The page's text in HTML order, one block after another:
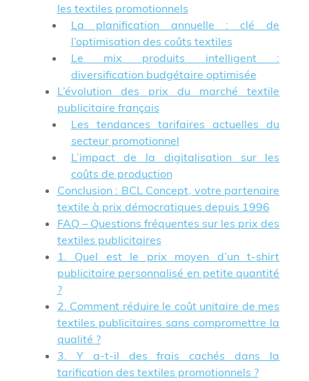
les textiles promotionnels
La planification annuelle : clé de
l’optimisation des coûts textiles
Le mix produits intelligent :
diversification budgétaire optimisée
L’évolution des prix du marché textile
publicitaire français
Les tendances tarifaires actuelles du
secteur promotionnel
L’impact de la digitalisation sur les
coûts de production
Conclusion : BCL Concept, votre partenaire
textile à prix démocratiques depuis 1996
FAQ – Questions fréquentes sur les prix des
textiles publicitaires
1. Quel est le prix moyen d’un t-shirt
publicitaire personnalisé en petite quantité
?
2. Comment réduire le coût unitaire de mes
textiles publicitaires sans compromettre la
qualité ?
3. Y a-t-il des frais cachés dans la
tarification des textiles promotionnels ?